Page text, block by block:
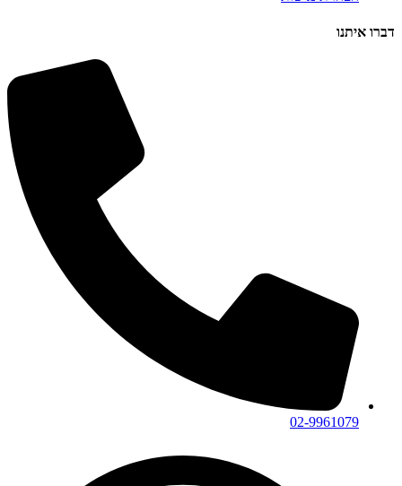
דברו איתנו
02-9961079